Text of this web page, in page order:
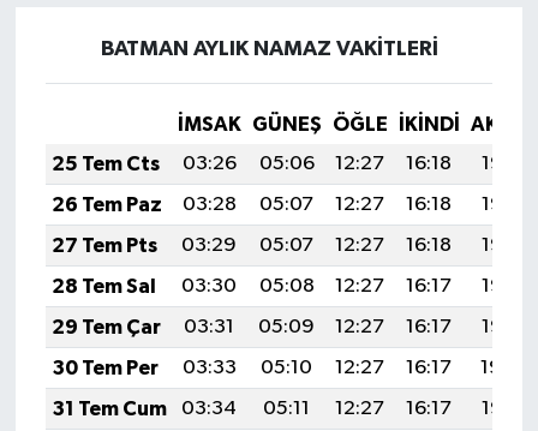
BATMAN AYLIK NAMAZ VAKITLERI
İMSAK GÜNEŞ ÖĞLE İKINDI
25 Tem Cts
03:26 05:06 12:27 16:18
19:38
26 Tem Paz
03:28 05:07 12:27 16:18
19:38
27 Tem Pts
03:29 05:07 12:27 16:18
19:37
28 Tem Sal
03:30 05:08 12:27 16:17
19:36
29 Tem Çar
03:31 05:09 12:27 16:17
19:35
30 Tem Per
03:33 05:10 12:27 16:17
19:34
31 Tem Cum
03:34 05:11 12:27 16:17
19:33